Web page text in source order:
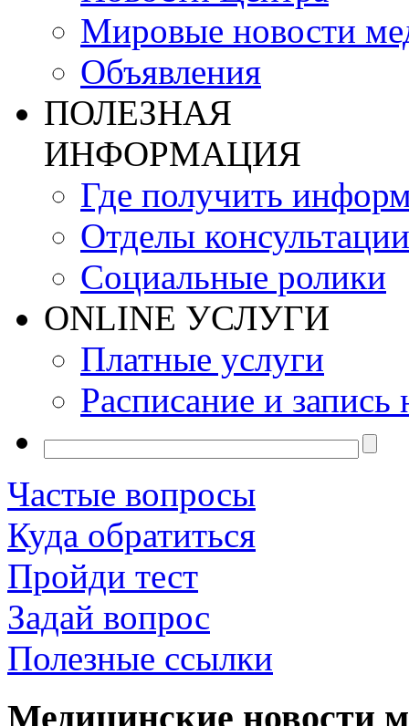
Мировые новости
Объявления
ПОЛЕЗНАЯ
ИНФОРМАЦИЯ
Где получить
Отделы консультации
Социальные ролики
ONLINE УСЛУГИ
Платные услуги
Расписание и запись
Частые вопросы
Куда обратиться
Пройди тест
Задай вопрос
Полезные ссылки
Медицинские новости